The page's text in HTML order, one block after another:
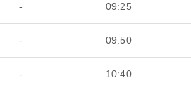
- 09:25
- 09:50
- 10:40